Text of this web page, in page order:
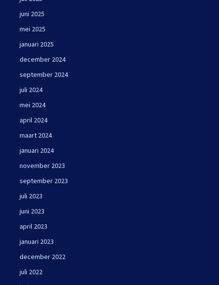
juni 2025
mei 2025
januari 2025
december 2024
september 2024
juli 2024
mei 2024
april 2024
maart 2024
januari 2024
november 2023
september 2023
juli 2023
juni 2023
april 2023
januari 2023
december 2022
juli 2022